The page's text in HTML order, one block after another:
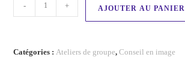
- + AJOUTER AU PANIER
Catégories : Ateliers de groupe,Conseil en image